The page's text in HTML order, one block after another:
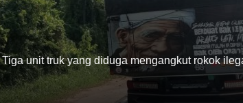
yang diduga mengangkut rokok ilegal